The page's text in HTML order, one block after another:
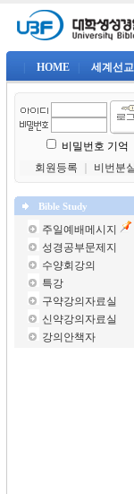
HOME 세계선교
비밀번호 기억
회원등록
비번분실
Bible Study
주일예배메시지
성경공부문제지
수양회강의
특강
구약강의자료실
신약강의자료실
강의안책자